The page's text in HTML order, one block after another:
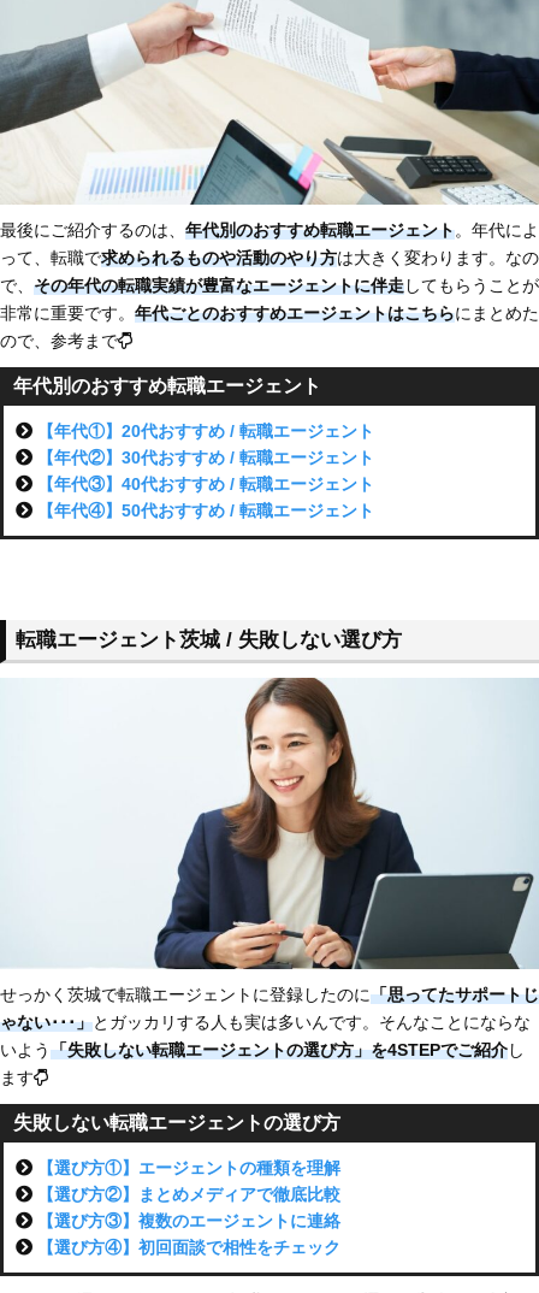
最後にご紹介するのは、 年代別のおすすめ転職エージェント。年代によ
って、転職で求められるものや活動のやり方は大きく変わります。なの
で、 その年代の転職実績が豊富なエージェントに伴走してもらうことが
非常に重要です。 年代ごとのおすすめエージェントはこちらにまとめた
ので、参考まで
年代別のおすすめ転職エージェント
【年代①】20代おすすめ / 転職エージェント
【年代②】30代おすすめ / 転職エージェント
【年代③】40代おすすめ / 転職エージェント
【年代④】50代おすすめ / 転職エージェント
転職エージェント茨城 / 失敗しない選び方
せっかく茨城で転職エージェントに登録したのに「思ってたサポートじ
ゃない･･･」とガッカリする人も実は多いんです。そんなことにならな
いよう「失敗しない転職エージェントの選び方」を4STEPでご紹介し
ます
失敗しない転職エージェントの選び方
【選び方①】エージェントの種類を理解
【選び方②】まとめメディアで徹底比較
【選び方③】複数のエージェントに連絡
【選び方④】初回面談で相性をチェック